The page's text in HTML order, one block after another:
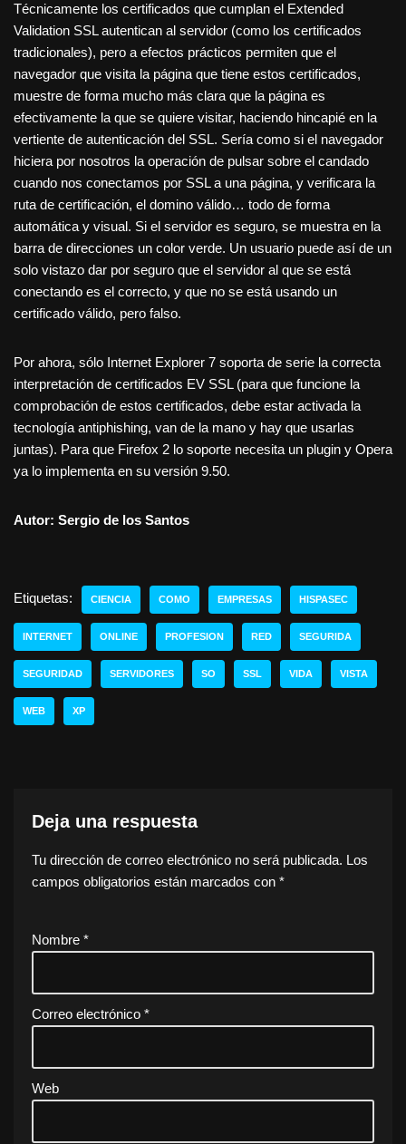
Técnicamente los certificados que cumplan el Extended
Validation SSL autentican al servidor (como los certificados
tradicionales), pero a efectos prácticos permiten que el
navegador que visita la página que tiene estos certificados,
muestre de forma mucho más clara que la página es
efectivamente la que se quiere visitar, haciendo hincapié en la
vertiente de autenticación del SSL. Sería como si el navegador
hiciera por nosotros la operación de pulsar sobre el candado
cuando nos conectamos por SSL a una página, y verificara la
ruta de certificación, el domino válido… todo de forma
automática y visual. Si el servidor es seguro, se muestra en la
barra de direcciones un color verde. Un usuario puede así de un
solo vistazo dar por seguro que el servidor al que se está
conectando es el correcto, y que no se está usando un
certificado válido, pero falso.
Por ahora, sólo Internet Explorer 7 soporta de serie la correcta
interpretación de certificados EV SSL (para que funcione la
comprobación de estos certificados, debe estar activada la
tecnología antiphishing, van de la mano y hay que usarlas
juntas). Para que Firefox 2 lo soporte necesita un plugin y Opera
ya lo implementa en su versión 9.50.
Autor: Sergio de los Santos
Etiquetas: CIENCIA COMO EMPRESAS HISPASEC
INTERNET ONLINE PROFESION RED SEGURIDA
SEGURIDAD SERVIDORES SO SSL VIDA VISTA
WEB XP
Deja una respuesta
Tu dirección de correo electrónico no será publicada. Los
campos obligatorios están marcados con *
Nombre *
Correo electrónico *
Web